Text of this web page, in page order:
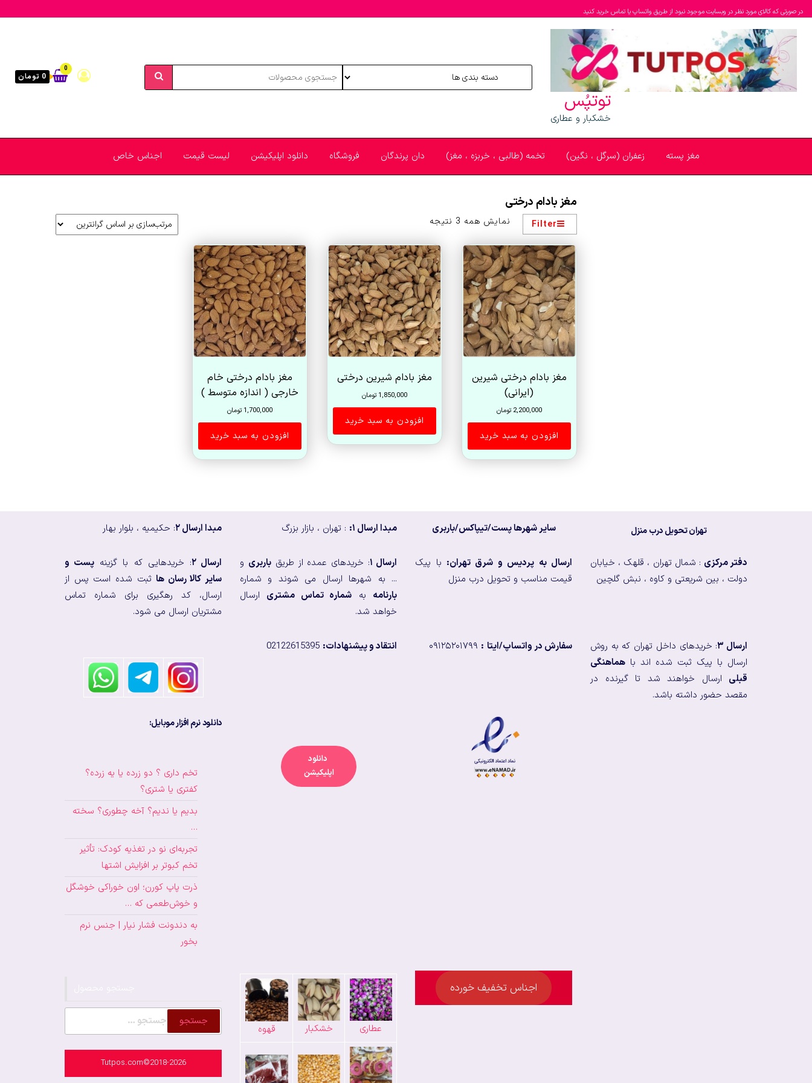
در صورتی که کالای مورد نظر در وبسایت موجود نبود از طریق واتساپ یا تماس خرید کنید
توتپُس
خشکبار و عطاری
0
0 تومان
مغز پسته زعفران (سرگل ، نگین) تخمه (طالبی ، خربزه ، مغز) دان پرندگان فروشگاه دانلود اپلیکیشن لیست قیمت اجناس خاص
مغز بادام درختی
Filter نمایش همه 3 نتیجه
اساس
قیمت:
زیاد
به
کم
مغز بادام درختی شیرین
(ایرانی)
2,200,000 تومان
افزودن به سبد خرید
مغز بادام شیرین درختی
1,850,000 تومان
افزودن به سبد خرید
مغز بادام درختی خام
خارجی ( اندازه متوسط )
1,700,000 تومان
افزودن به سبد خرید
تهران تحویل درب منزل سایر شهرها پست/تیپاکس/باربری مبدا ارسال ۱: : تهران ، بازار بزرگ مبدا ارسال ۲ : حکیمیه ، بلوار بهار
دفتر مرکزی : شمال تهران ، قلهک ، خیابان
دولت ، بین شریعتی و کاوه ، نبش گلچین
ارسال به پردیس و شرق تهران: با پیک
قیمت مناسب و تحویل درب منزل
ارسال ۱ : خریدهای عمده از طریقباربری و
... به شهرها ارسال می شوند و شماره
بارنامه به شماره تماس مشتری ارسال
خواهد شد.
ارسال ۲ : خریدهایی که با گزینه پست و
سایر کالا رسان هاثبت شده است پس از
ارسال، کد رهگیری برای شماره تماس
مشتریان ارسال می شود.
ارسال ۳
: خریدهای داخل تهران که به روش
ارسال با پیک ثبت شده اند با هماهنگی
قبلی ارسال خواهند شد تا گیرنده در
مقصد حضور داشته باشد.
سفارش در واتساپ/ایتا : انتقاد و پیشنهادات:
دانلود نرم افزار موبایل:
دانلود
اپلیکیشن
تخم داری ؟ دو زرده یا یه زرده؟
کفتری یا شتری؟
بدیم یا ندیم؟ آخه چطوری؟ سخته
…
تجربه‌ای نو در تغذیه کودک: تأثیر
تخم کبوتر بر افزایش اشتها
ذرت پاپ کورن؛ اون خوراکی خوشگل
و خوش‌طعمی که …
به دندونت فشار نیار | جنس نرم
بخور
اجناس تخفیف خورده
عطاری خشکبار قهوه
جستجو
برای:
Tutpos.com©2018-2026